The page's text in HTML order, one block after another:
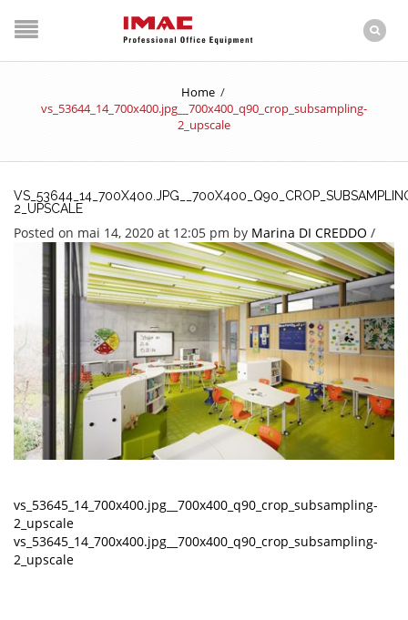
Home /
vs_53644_14_700x400.jpg__700x400_q90_crop_subsampling-
2_upscale
2_UPSCALE
Posted on mai 14, 2020 at 12:05 pm by Marina DI CREDDO /
vs_53645_14_700x400.jpg__700x400_q90_crop_subsampling-
2_upscale
vs_53645_14_700x400.jpg__700x400_q90_crop_subsampling-
2_upscale